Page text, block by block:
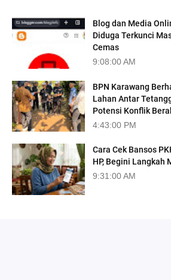
Blog dan Media
Diduga Terkunci
Cemas
9:08:00 AM
BPN Karawang
Lahan Antar
Potensi Konflik
4:43:00 PM
Cara Cek Bansos
HP, Begini Langkah
9:31:00 AM